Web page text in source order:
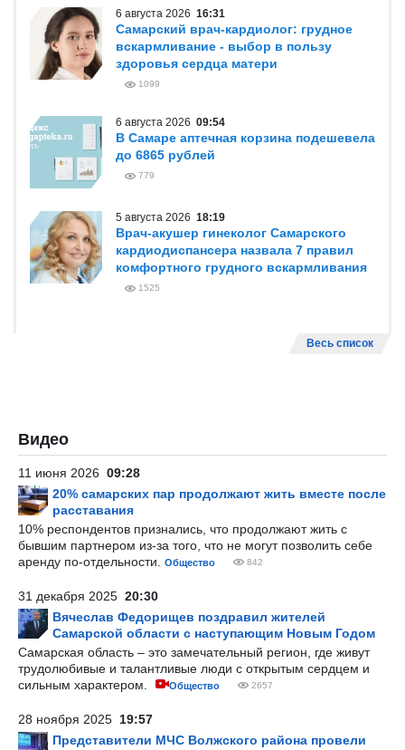
6 августа 2026 16:31
Самарский врач-кардиолог: грудное
вскармливание - выбор в пользу
здоровья сердца матери
1099
6 августа 2026 09:54
В Самаре аптечная корзина подешевела
до 6865 рублей
779
5 августа 2026 18:19
Врач-акушер гинеколог Самарского
кардиодиспансера назвала 7 правил
комфортного грудного вскармливания
1525
Весь список
Видео
11 июня 2026 09:28
20% самарских пар продолжают жить вместе после
расставания
10% респондентов признались, что продолжают жить с
бывшим партнером из-за того, что не могут позволить себе
аренду по-отдельности.
Общество 842
31 декабря 2025 20:30
Вячеслав Федорищев поздравил жителей
Самарской области с наступающим Новым Годом
Самарская область – это замечательный регион, где живут
трудолюбивые и талантливые люди с открытым сердцем и
сильным характером.
Общество 2657
28 ноября 2025 19:57
Представители МЧС Волжского района провели